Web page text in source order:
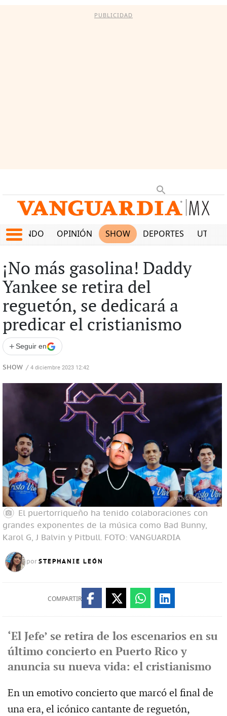
PUBLICIDAD
MUNDO OPINIÓN SHOW DEPORTES
¡No más gasolina! Daddy
Yankee se retira del
reguetón, se dedicará a
predicar el cristianismo
+ Seguir en
SHOW / 4 diciembre 2023 12:42
El puertorriqueño ha tenido colaboraciones con
grandes exponentes de la música como Bad Bunny,
Karol G, J Balvin y Pitbull. FOTO: VANGUARDIA
por STEPHANIE LEÓN
COMPARTIR
‘El Jefe’ se retira de los escenarios en su
último concierto en Puerto Rico y
anuncia su nueva vida: el cristianismo
En un emotivo concierto que marcó el final de
una era, el icónico cantante de reguetón,